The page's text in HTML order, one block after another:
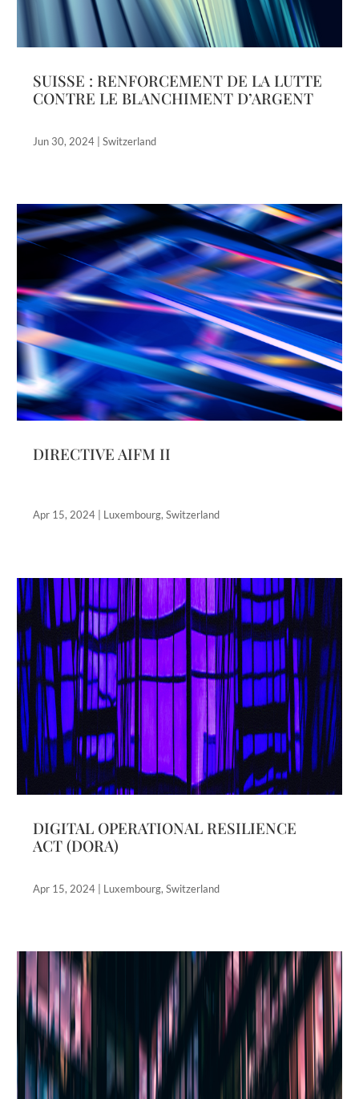
SUISSE : RENFORCEMENT DE LA LUTTE
CONTRE LE BLANCHIMENT D’ARGENT
Jun 30, 2024 |Switzerland
DIRECTIVE AIFM II
Apr 15, 2024 Luxembourg,Switzerland
DIGITAL OPERATIONAL RESILIENCE
ACT (DORA)
Apr 15, 2024 Luxembourg,Switzerland